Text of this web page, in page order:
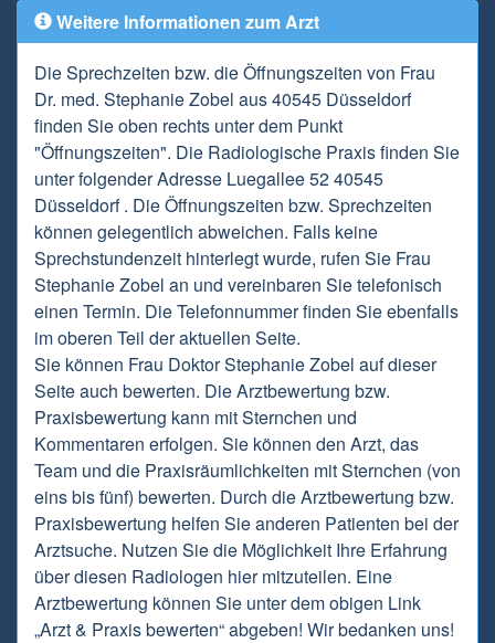
Weitere Informationen zum Arzt
Die Sprechzeiten bzw. die Öffnungszeiten von Frau
Dr. med. Stephanie Zobel aus 40545 Düsseldorf
finden Sie oben rechts unter dem Punkt
"Öffnungszeiten". Die Radiologische Praxis finden Sie
unter folgender Adresse Luegallee 52 40545
Düsseldorf . Die Öffnungszeiten bzw. Sprechzeiten
können gelegentlich abweichen. Falls keine
Sprechstundenzeit hinterlegt wurde, rufen Sie Frau
Stephanie Zobel an und vereinbaren Sie telefonisch
einen Termin. Die Telefonnummer finden Sie ebenfalls
im oberen Teil der aktuellen Seite.
Sie können Frau Doktor Stephanie Zobel auf dieser
Seite auch bewerten. Die Arztbewertung bzw.
Praxisbewertung kann mit Sternchen und
Kommentaren erfolgen. Sie können den Arzt, das
Team und die Praxisräumlichkeiten mit Sternchen (von
eins bis fünf) bewerten. Durch die Arztbewertung bzw.
Praxisbewertung helfen Sie anderen Patienten bei der
Arztsuche. Nutzen Sie die Möglichkeit Ihre Erfahrung
über diesen Radiologen hier mitzuteilen. Eine
Arztbewertung können Sie unter dem obigen Link
„Arzt & Praxis bewerten“ abgeben! Wir bedanken uns!